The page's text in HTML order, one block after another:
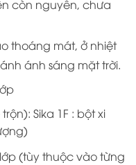
còn nguyên, chưa
thoáng mát, ở nhiệt
ánh sáng mặt trời.
Sika 1F : bột xi
(tùy thuộc vào từng